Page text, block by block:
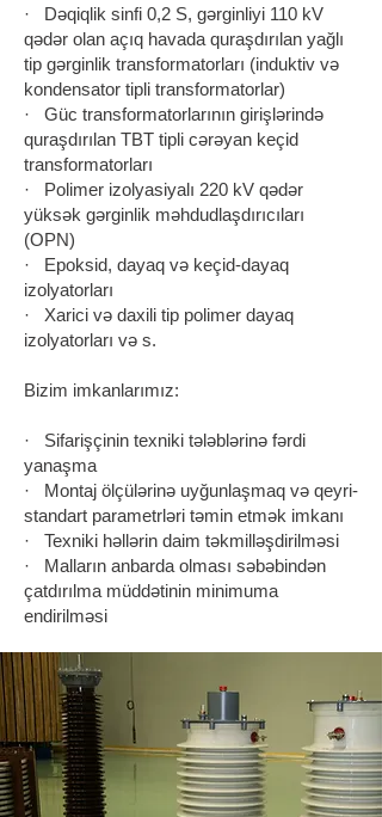
· Dəqiqlik sinfi 0,2 S, gərginliyi 110 kV
qədər olan açıq havada quraşdırılan yağlı
tip gərginlik transformatorları (induktiv və
kondensator tipli transformatorlar)
· Güc transformatorlarının girişlərində
quraşdırılan TBT tipli cərəyan keçid
transformatorları
· Polimer izolyasiyalı 220 kV qədər
yüksək gərginlik məhdudlaşdırıcıları
(OPN)
· Epoksid, dayaq və keçid-dayaq
izolyatorları
· Xarici və daxili tip polimer dayaq
izolyatorları və s.
Bizim imkanlarımız:
· Sifarişçinin texniki tələblərinə fərdi
yanaşma
· Montaj ölçülərinə uyğunlaşmaq və qeyri-
standart parametrləri təmin etmək imkanı
· Texniki həllərin daim təkmilləşdirilməsi
· Malların anbarda olması səbəbindən
çatdırılma müddətinin minimuma
endirilməsi